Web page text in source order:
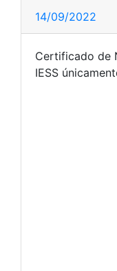
14/09/2022
Certificado de
IESS